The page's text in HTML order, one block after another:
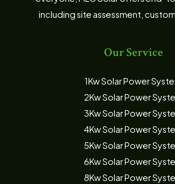
including site assessment,
Our Service
1Kw Solar Power
2Kw Solar Power
3Kw Solar Power
4Kw Solar Power
5Kw Solar Power
6Kw Solar Power
8Kw Solar Power